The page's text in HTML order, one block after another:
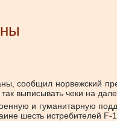
сообщил
выписывать чеки на
и гуманитарную
шесть истребителей F-